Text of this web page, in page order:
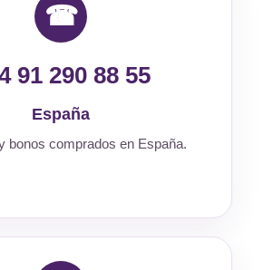
☎
91 290 88 55
España
bonos comprados en España.